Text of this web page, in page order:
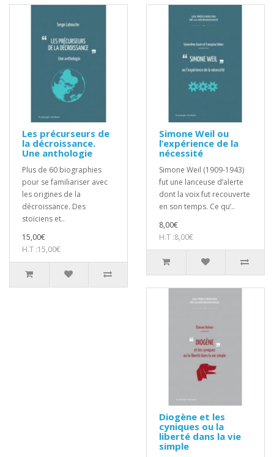
Les précurseurs de
la décroissance.
Une anthologie
Plus de 60 biographies
pour se familiariser avec
les origines de la
décroissance. Des
stoïciens et..
15,00€
H.T :15,00€
Simone Weil ou
l’expérience de la
nécessité
Simone Weil (1909-1943)
fut une lanceuse d’alerte
dont la voix fut recouverte
en son temps. Ce qu’..
8,00€
H.T :8,00€
Diogène et les
cyniques ou la
liberté dans la vie
simple